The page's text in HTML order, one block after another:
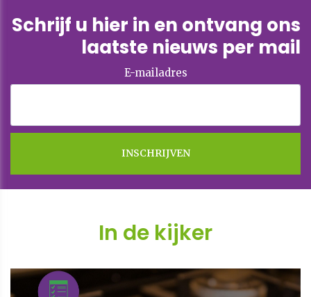
Schrijf u hier in en ontvang ons
laatste nieuws per mail
E-mailadres
In de kijker